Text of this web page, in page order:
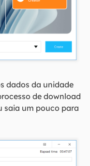
dados da unidade
de download
saia um pouco para